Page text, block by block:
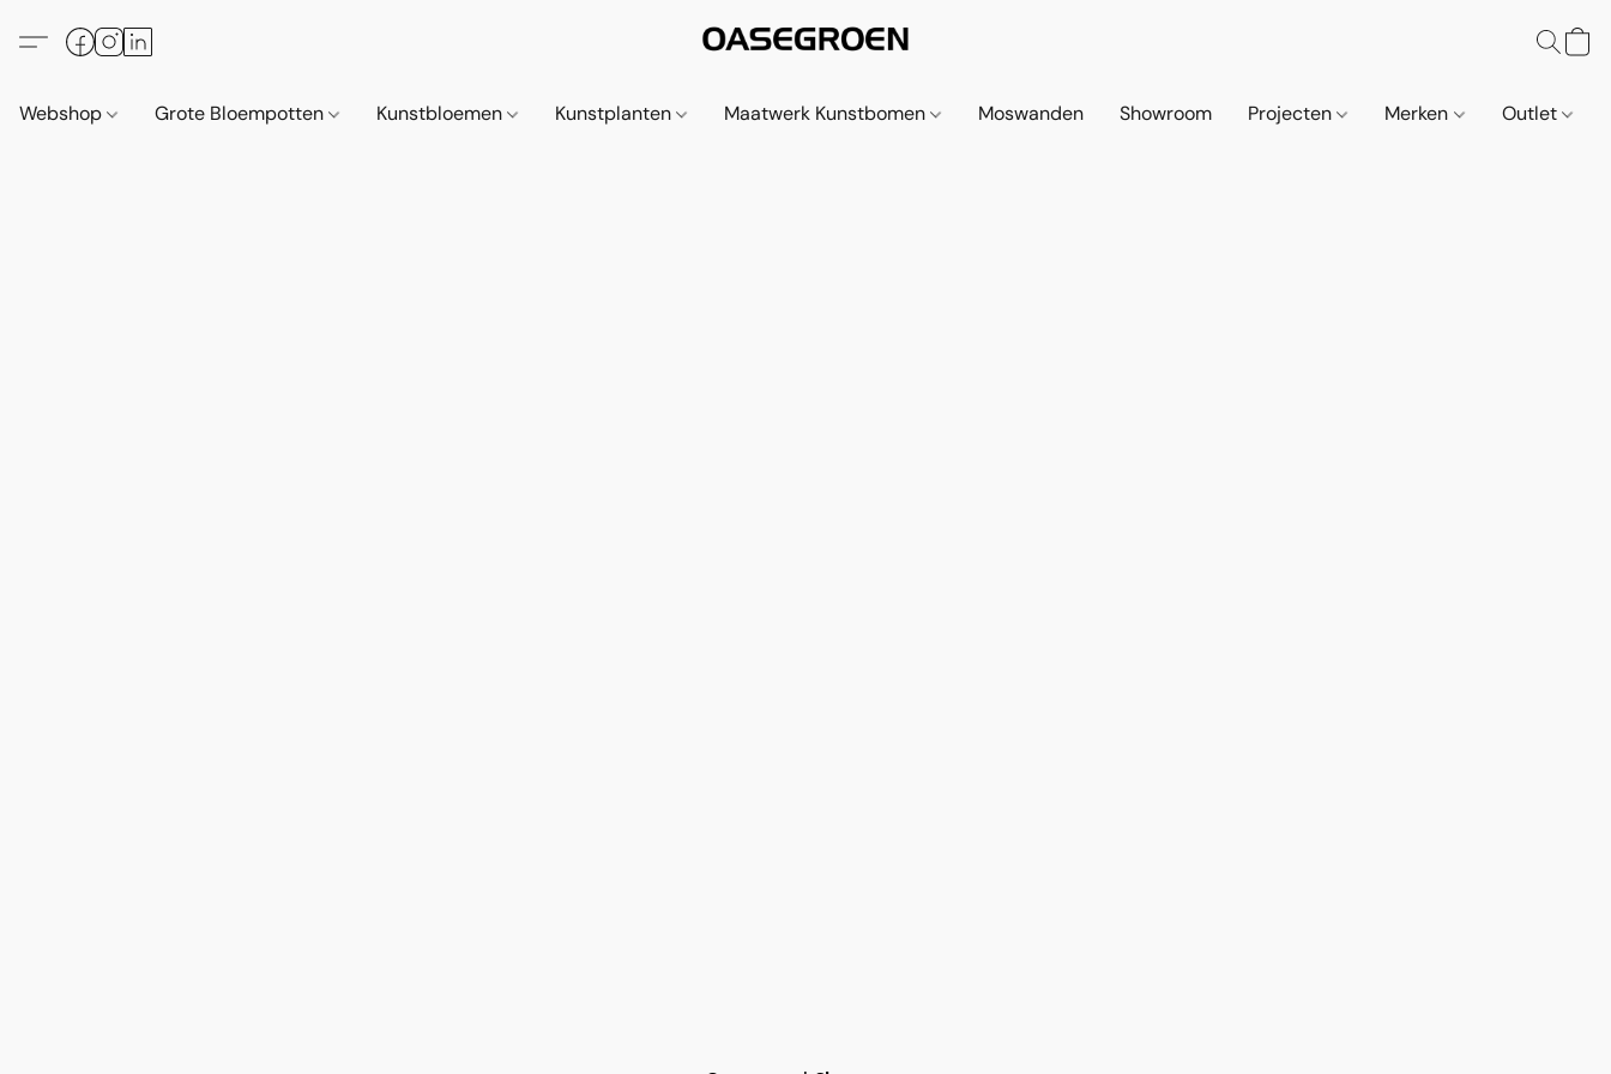
Webshop Grote Bloempotten Kunstbloemen Kunstplanten Maatwerk Kunstbomen Moswanden Showroom Projecten Merken Outlet